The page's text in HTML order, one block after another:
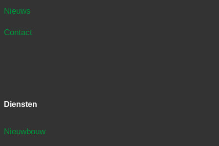
Nieuws
Contact
Diensten
Nieuwbouw